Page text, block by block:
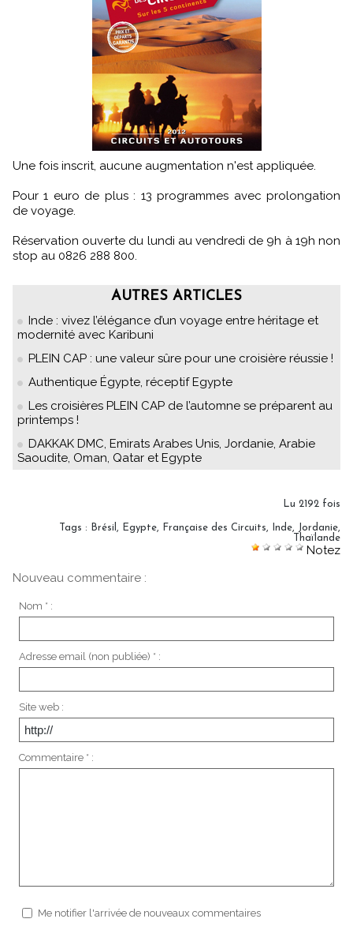
Une fois inscrit, aucune augmentation n'est appliquée.
Pour 1 euro de plus : 13 programmes avec prolongation
de voyage.
Réservation ouverte du lundi au vendredi de 9h à 19h non
stop au 0826 288 800.
AUTRES ARTICLES
Inde : vivez l’élégance d’un voyage entre héritage et
modernité avec Karibuni
PLEIN CAP : une valeur sûre pour une croisière réussie !
Authentique Égypte, réceptif Egypte
Les croisières PLEIN CAP de l’automne se préparent au
printemps !
DAKKAK DMC, Emirats Arabes Unis, Jordanie, Arabie
Saoudite, Oman, Qatar et Egypte
Lu 2192 fois
Tags : Brésil , Egypte, Française des Circuits, Inde, Jordanie,
Thaïlande
Notez
Nouveau commentaire :
Nom * :
Adresse email (non publiée) * :
Site web :
Commentaire * :
Me notifier l'arrivée de nouveaux commentaires